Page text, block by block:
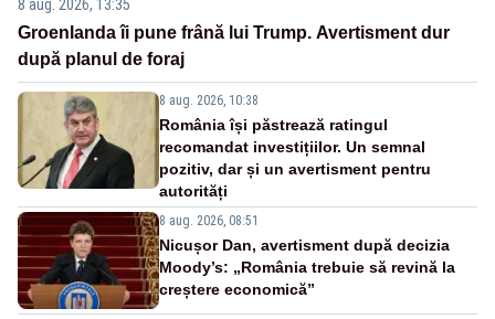
8 aug. 2026, 13:35
Groenlanda îi pune frână lui Trump. Avertisment dur
după planul de foraj
8 aug. 2026, 10:38
România își păstrează ratingul
recomandat investițiilor. Un semnal
pozitiv, dar și un avertisment pentru
autorități
8 aug. 2026, 08:51
Nicușor Dan, avertisment după decizia
Moody’s: „România trebuie să revină la
creștere economică”